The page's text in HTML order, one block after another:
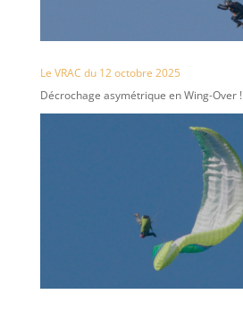
Le VRAC du 12 octobre 2025
Décrochage asymétrique en Wing-Over !